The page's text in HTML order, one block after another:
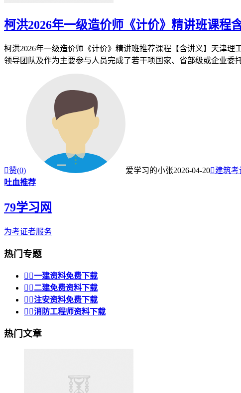
柯洪2026年一级造价师《计价》精讲班课程
柯洪2026年一级造价师《计价》精讲班推荐课程【含讲义】天津
领导团队及作为主要参与人员完成了若干项国家、省部级或企业委
赞(0) 爱学习的小张2026-04-20建筑考
吐血推荐
79学习网
为考证者服务
热门专题
 一建资料免费下载
 二建免费资料下载
 注安资料免费下载
 消防工程师资料下载
热门文章